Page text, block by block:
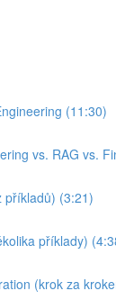
(11:30)
vs. RAG vs.
příkladů) (3:21)
příklady)
(krok za